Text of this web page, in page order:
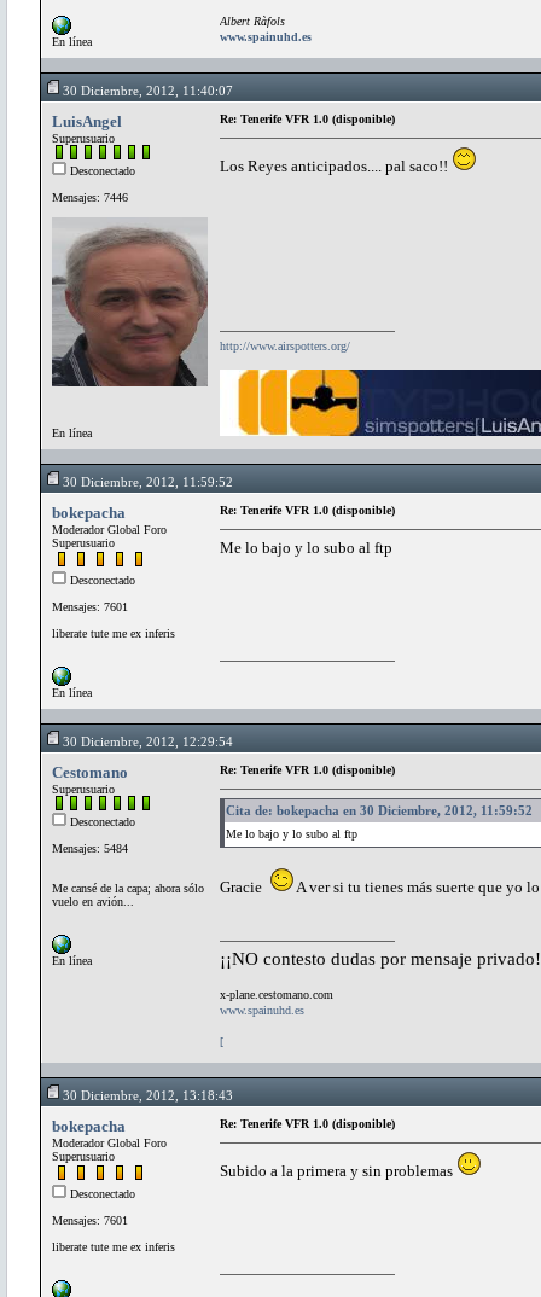
En línea
Albert Ràfols
www.spainuhd.es
30 Diciembre, 2012, 11:40:07
LuisAngel
Superusuario
Desconectado
Mensajes: 7446
En línea
Re: Tenerife VFR 1.0 (disponible)
Los Reyes anticipados.... pal saco!!
http://www.airspotters.org/
30 Diciembre, 2012, 11:59:52
bokepacha
Moderador Global Foro
Superusuario
Desconectado
Mensajes: 7601
liberate tute me ex inferis
En línea
Re: Tenerife VFR 1.0 (disponible)
Me lo bajo y lo subo al ftp
30 Diciembre, 2012, 12:29:54
Cestomano
Superusuario
Desconectado
Mensajes: 5484
Me cansé de la capa; ahora sólo
vuelo en avión...
En línea
Re: Tenerife VFR 1.0 (disponible)
Cita de: bokepacha en 30 Diciembre, 2012, 11:59:52
Me lo bajo y lo subo al ftp
Gracie A ver si tu tienes más suerte que yo
¡¡NO contesto dudas por mensaje
x-plane.cestomano.com
www.spainuhd.es
[
30 Diciembre, 2012, 13:18:43
bokepacha
Moderador Global Foro
Superusuario
Desconectado
Mensajes: 7601
liberate tute me ex inferis
Re: Tenerife VFR 1.0 (disponible)
Subido a la primera y sin problemas